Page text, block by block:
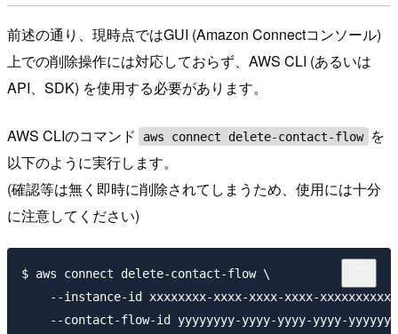
前述の通り、現時点ではGUI (Amazon Connectコンソール)
上での削除操作には対応しておらず、AWS CLI (あるいは
API、SDK) を使用する必要があります。
AWS CLIのコマンド aws connect delete-contact-flow
を
以下のように実行します。
(確認等は無く即時に削除されてしまうため、使用には十分
に注意してください)
$ aws connect delete-contact-flow \
--instance-id xxxxxxxx-xxxx-xxxx-xxxx-